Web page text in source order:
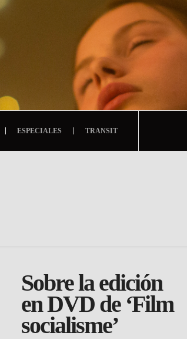
ESPECIALES TRANSIT
Sobre la edición
en DVD de ‘Film
socialisme’